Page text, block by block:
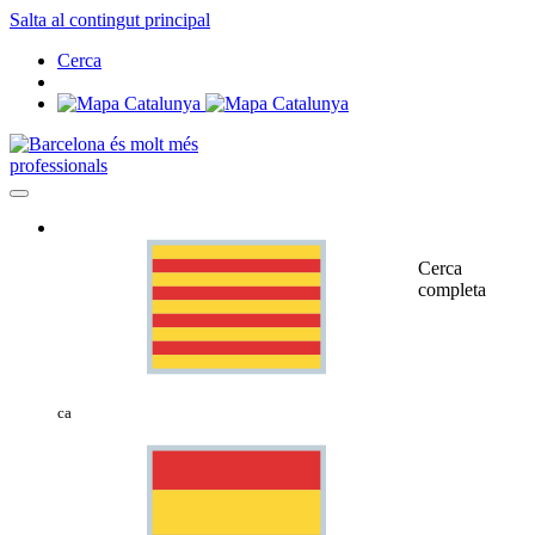
Salta al contingut principal
Cerca
professionals
ca
Cerca
completa